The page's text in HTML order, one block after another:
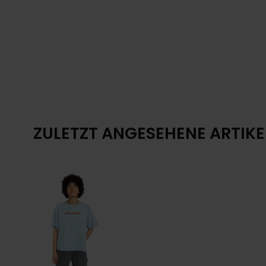
ZULETZT ANGESEHENE